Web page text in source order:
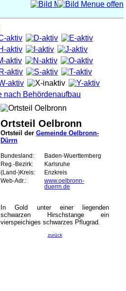
Ortsteil Oelbronn
Ortsteil der Gemeinde Oelbronn-
Dürrn
Bundesland:
Baden-Wuerttemberg
Reg.-Bezirk:
Karlsruhe
(Land-)Kreis:
Enzkreis
Web-Adr.:
www.oelbronn-
duerrn.de
In Gold unter einer liegenden
schwarzen Hirschstange ein
vierspeichiges schwarzes Pflugrad.
zurück